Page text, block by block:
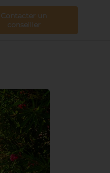
Contacter un
conseiller